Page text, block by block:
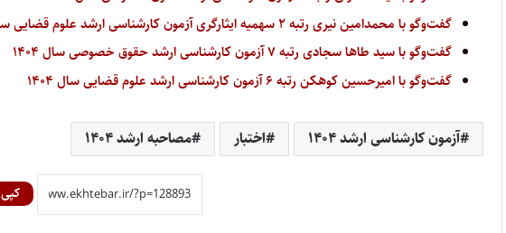
گفت‌وگو با محمدامین نیری رتبه ۲ سهمیه ایثارگری آزمون کارشناسی ارشد علوم قضایی سال ۱۴۰۴
گفت‌وگو با سید طاها سجادی رتبه ۷ آزمون کارشناسی ارشد حقوق خصوصی سال ۱۴۰۴
گفت‌وگو با امیرحسین کوهکن رتبه ۶ آزمون کارشناسی ارشد علوم قضایی سال ۱۴۰۴
آزمون کارشناسی ارشد ۱۴۰۴ اختبار مصاحبه ارشد ۱۴۰۴